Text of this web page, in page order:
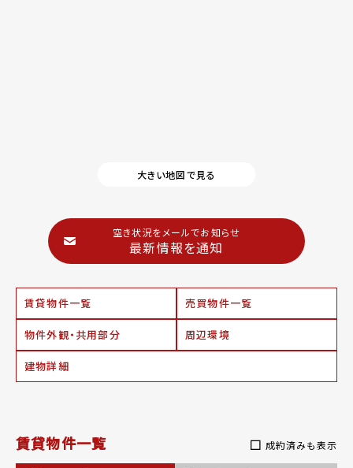
大きい地図で見る
空き状況をメールでお知らせ
最新情報を通知
賃貸物件一覧 売買物件一覧
物件外観・共用部分 周辺環境
建物詳細
賃貸物件一覧 成約済みも表示